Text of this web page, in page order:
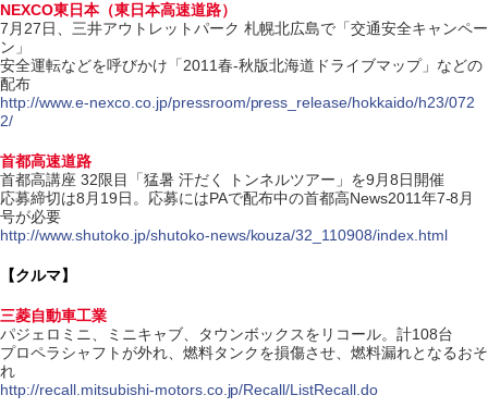
NEXCO東日本（東日本高速道路）
7月27日、三井アウトレットパーク 札幌北広島で「交通安全キャンペー
ン」
安全運転などを呼びかけ「2011春-秋版北海道ドライブマップ」などの
配布
http://www.e-nexco.co.jp/pressroom/press_release/hokkaido/h23/072
2/
首都高速道路
首都高講座 32限目「猛暑 汗だく トンネルツアー」を9月8日開催
応募締切は8月19日。応募にはPAで配布中の首都高News2011年7-8月
号が必要
http://www.shutoko.jp/shutoko-news/kouza/32_110908/index.html
【クルマ】
三菱自動車工業
パジェロミニ、ミニキャブ、タウンボックスをリコール。計108台
プロペラシャフトが外れ、燃料タンクを損傷させ、燃料漏れとなるおそ
れ
http://recall.mitsubishi-motors.co.jp/Recall/ListRecall.do